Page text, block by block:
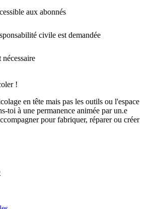
aux abonnés
civile est demandée
!
en tête mais pas les outils ou l'espace
toi à une permanence animée par un.e
pour fabriquer, réparer ou créer